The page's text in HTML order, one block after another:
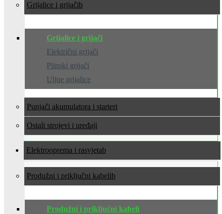
Grijalice i grijači
Grijalice i grijači
Električni grijači
Plinski grijači
Uljne grijalice
Punjači akumulatora i starteri
Ostali strojevi i uređaji
Elektrooprema i rasvjeta
Produžni i priključni kabeli
Produžni i priključni kabeli